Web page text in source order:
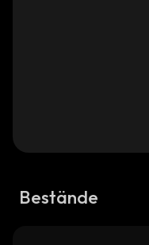
Bestände